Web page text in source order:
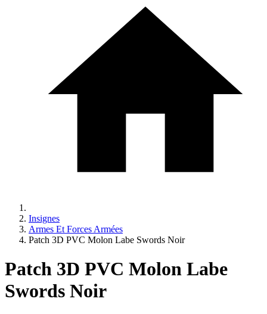
Insignes
Armes Et Forces Armées
Patch 3D PVC Molon Labe Swords Noir
Patch 3D PVC Molon Labe
Swords Noir